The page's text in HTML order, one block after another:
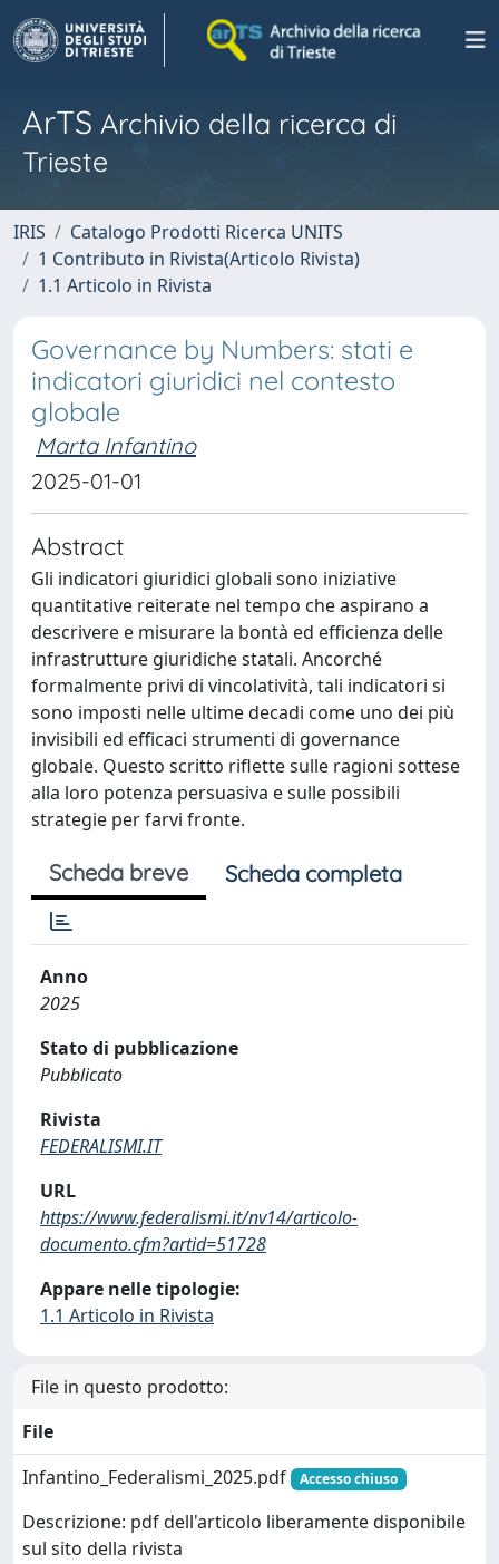
ArTS Archivio della ricerca di
Trieste
IRIS
Catalogo Prodotti Ricerca UNITS
1 Contributo in Rivista(Articolo Rivista)
1.1 Articolo in Rivista
Governance by Numbers: stati e
indicatori giuridici nel contesto
globale
Marta Infantino
2025-01-01
Abstract
Gli indicatori giuridici globali sono iniziative
quantitative reiterate nel tempo che aspirano a
descrivere e misurare la bontà ed efficienza delle
infrastrutture giuridiche statali. Ancorché
formalmente privi di vincolatività, tali indicatori si
sono imposti nelle ultime decadi come uno dei più
invisibili ed efficaci strumenti di governance
globale. Questo scritto riflette sulle ragioni sottese
alla loro potenza persuasiva e sulle possibili
strategie per farvi fronte.
Scheda breve Scheda completa
Anno
2025
Stato di pubblicazione
Pubblicato
Rivista
FEDERALISMI.IT
URL
https://www.federalismi.it/nv14/articolo-
documento.cfm?artid=51728
Appare nelle tipologie:
1.1 Articolo in Rivista
File in questo prodotto:
File
Infantino_Federalismi_2025.pdf
Accesso chiuso
Descrizione: pdf dell'articolo liberamente disponibile
sul sito della rivista